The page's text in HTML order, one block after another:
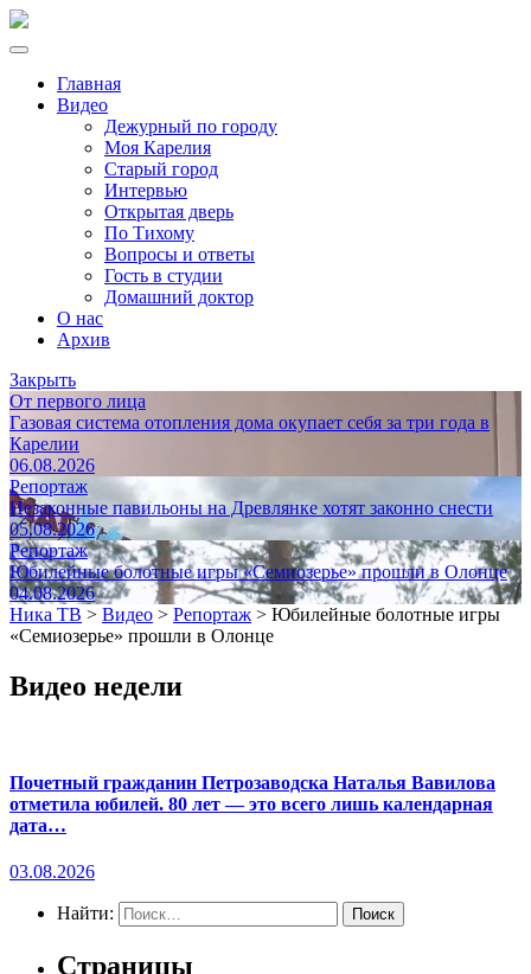
Главная
Видео
Дежурный по городу
Моя Карелия
Старый город
Интервью
Открытая дверь
По Тихому
Вопросы и ответы
Гость в студии
Домашний доктор
О нас
Архив
Закрыть
От первого лица
Газовая система отопления дома окупает себя за три года в
Карелии
06.08.2026
Репортаж
Незаконные павильоны на Древлянке хотят законно снести
05.08.2026
Репортаж
Юбилейные болотные игры «Семиозерье» прошли в Олонце
04.08.2026
Ника ТВ > Видео > Репортаж > Юбилейные болотные игры
«Семиозерье» прошли в Олонце
Видео недели
Почетный гражданин Петрозаводска Наталья Вавилова
отметила юбилей. 80 лет — это всего лишь календарная
дата…
03.08.2026
Найти:
Страницы